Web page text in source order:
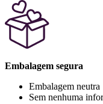
Embalagem segura
Embalagem neutra
Sem nenhuma